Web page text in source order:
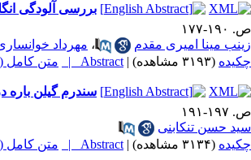
بررسی آلودگی
ص. ۱۹۰-۱۷۷
زینب مینا امیری مقدم
، مهرداد
چکیده (۳۱۹۳ مشاهده) |
Abstract | متن کامل (PDF)
سندرم گیلن باره
ص. ۱۹۷-۱۹۱
سید حسن تنکابنی
چکیده (۳۱۳۴ مشاهده) |
Abstract | متن کامل (PDF)